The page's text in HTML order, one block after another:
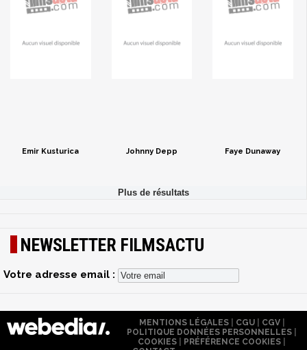
Emir Kusturica Johnny Depp Faye Dunaway
NEWSLETTER FILMSACTU
Votre adresse email :
MENTIONS LÉGALES| CGU| CGV|
POLITIQUE DONNÉES PERSONNELLES
COOKIES
PRÉFÉRENCE COOKIES